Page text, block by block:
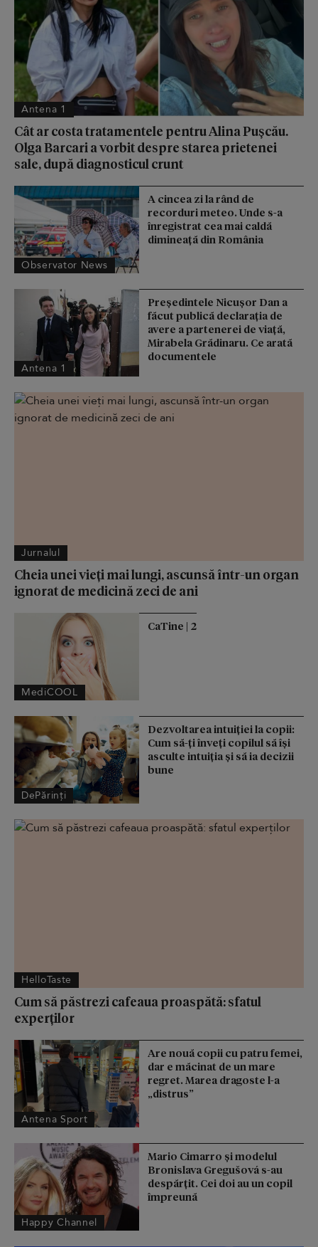
Antena 1
Cât ar costa tratamentele pentru Alina Pușcău.
Olga Barcari a vorbit despre starea prietenei
sale, după diagnosticul crunt
Observator News
A cincea zi la rând de
recorduri meteo. Unde s-a
înregistrat cea mai caldă
dimineață din România
Antena 1
Președintele Nicușor Dan a
făcut publică declarația de
avere a partenerei de viață,
Mirabela Grădinaru. Ce arată
documentele
Jurnalul
Cheia unei vieți mai lungi, ascunsă într-un organ
ignorat de medicină zeci de ani
MediCOOL
CaTine | 2
DePărinți
Dezvoltarea intuiției la copii:
Cum să-ți înveți copilul să își
asculte intuiția și să ia decizii
bune
HelloTaste
Cum să păstrezi cafeaua proaspătă: sfatul
experților
Antena Sport
Are nouă copii cu patru femei,
dar e măcinat de un mare
regret. Marea dragoste l-a
„distrus”
Happy Channel
Mario Cimarro și modelul
Bronislava Gregušová s-au
despărțit. Cei doi au un copil
împreună